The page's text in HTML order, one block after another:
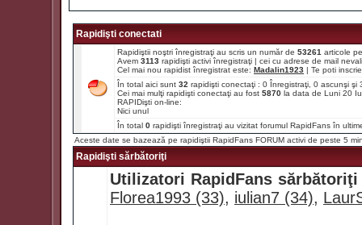
Rapidişti conectati
Rapidiştii noştri înregistraţi au scris un număr de 53261 articole
Avem 3113 rapidişti activi înregistraţi | cei cu adrese de mail
Cel mai nou rapidist înregistrat este: Madalin1923 | Te poti
În total aici sunt 32 rapidişti conectaţi : 0 Înregistraţi, 0 ascunşi
Cei mai mulţi rapidişti conectaţi au fost 5870 la data de Luni 20
RAPIDişti on-line:
Nici unul
În total 0 rapidişti înregistraţi au vizitat forumul RapidFans în
Aceste date se bazează pe rapidiştii RapidFans FORUM activi de peste 5
Rapidişti sărbătoriţi
Utilizatori RapidFans
Florea1993 (33), iulian7 (34),